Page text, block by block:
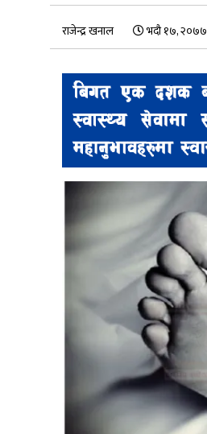
राजेन्द्र खनाल भदौ १७, २०७७